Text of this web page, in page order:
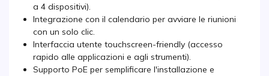
a 4 dispositivi).
Integrazione con il calendario per avviare le riunioni
con un solo clic.
Interfaccia utente touchscreen-friendly (accesso
rapido alle applicazioni e agli strumenti).
Supporto PoE per semplificare l'installazione e